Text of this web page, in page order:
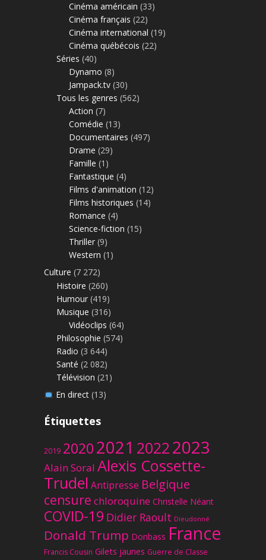
Cinéma américain (33)
Cinéma français (22)
Cinéma international (19)
Cinéma québécois (22)
Séries (40)
Dynamo (8)
Jampack.tv (30)
Tous les genres (562)
Action (7)
Comédie (13)
Documentaires (497)
Drame (29)
Famille (1)
Fantastique (4)
Films d'animation (12)
Films historiques (14)
Romance (4)
Science-fiction (15)
Thriller (9)
Western (1)
Culture (7 272)
Histoire (260)
Humour (419)
Musique (316)
Vidéoclips (64)
Philosophie (574)
Radio (3 644)
Santé (2 082)
Télévision (21)
En direct(13)
Étiquettes
2019 20202021 20222023
Alain Soral Alexis Cossette-
Trudel Antipresse Belgique
censure chloroquine Christelle Néant
COVID-19 Didier Raoult Dieudonné
Donald Trump Donbass France
Francis Cousin Gilets jaunes Guerre de Classe